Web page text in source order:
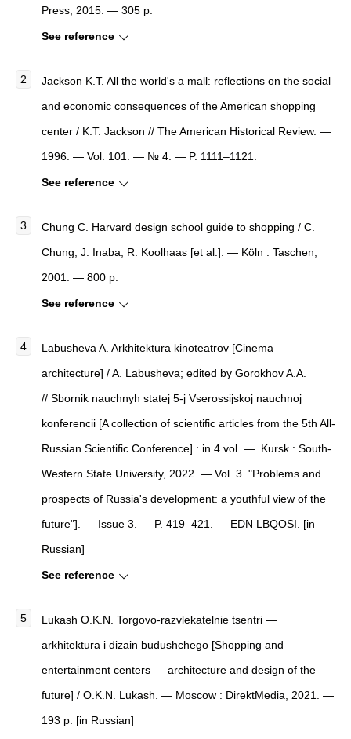
Press, 2015. — 305 p.
See reference
Jackson K.T. All the world's a mall: reflections on the social
and economic consequences of the American shopping
center / K.T. Jackson // The American Historical Review. —
1996. — Vol. 101. — № 4. — P. 1111–1121.
See reference
Chung С. Harvard design school guide to shopping / С.
Chung, J. Inaba, R. Koolhaas [et al.]. — Köln : Taschen,
2001. — 800 p.
See reference
Labusheva A. Arkhitektura kinoteatrov [Cinema
architecture] / A. Labusheva; edited by Gorokhov A.A.
// Sbornik nauchnyh statej 5-j Vserossijskoj nauchnoj
konferencii [A collection of scientific articles from the 5th All-
Russian Scientific Conference] : in 4 vol. — Kursk : South-
Western State University, 2022. — Vol. 3. "Problems and
prospects of Russia's development: a youthful view of the
future"]. — Issue 3. — P. 419–421. — EDN LBQOSI. [in
Russian]
See reference
Lukash O.K.N. Torgovo-razvlekatelnie tsentri —
arkhitektura i dizain budushchego [Shopping and
entertainment centers — architecture and design of the
future] / O.K.N. Lukash. — Moscow : DirektMedia, 2021. —
193 p. [in Russian]